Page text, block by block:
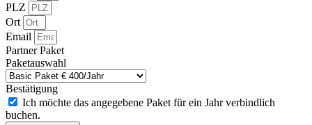
PLZ
Ort
Email
Partner Paket
Paketauswahl
Bestätigung
Ich möchte das angegebene Paket für ein Jahr verbindlich
buchen.